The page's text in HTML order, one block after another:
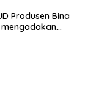
Produsen Bina
mengadakan